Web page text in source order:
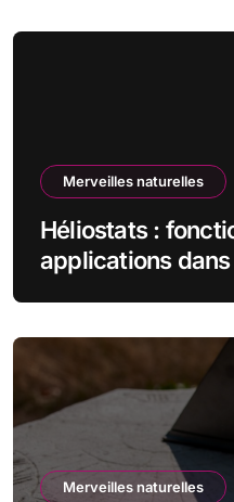
Merveilles naturelles
Héliostats :
applications
Merveilles naturelles